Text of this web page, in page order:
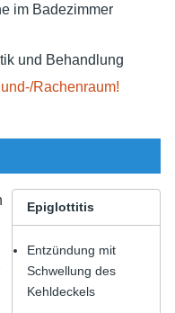
im Badezimmer
und Behandlung
Rachenraum!
Epiglottitis
Entzündung mit
Schwellung des
Kehldeckels